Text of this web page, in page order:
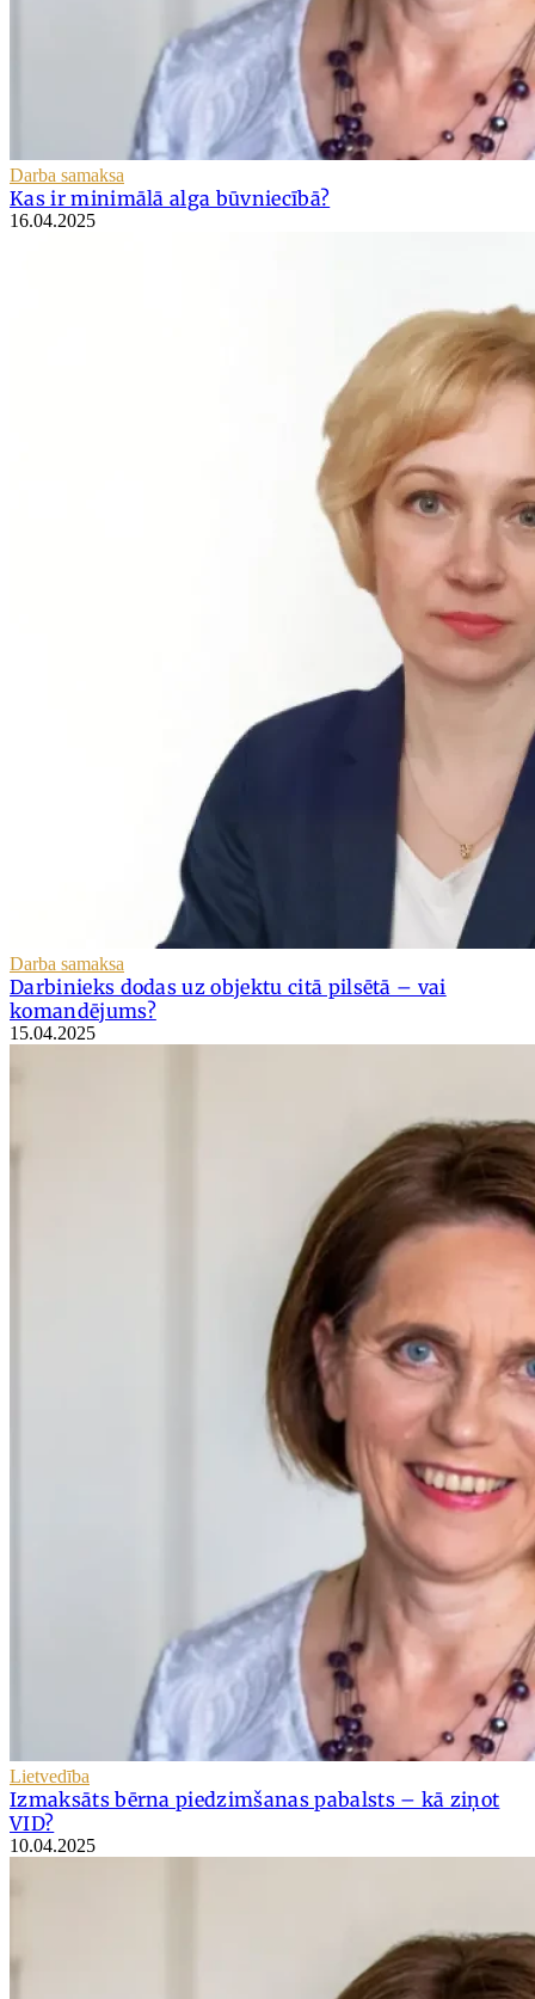
Darba samaksa
Kas ir minimālā alga būvniecībā?
16.04.2025
Darba samaksa
Darbinieks dodas uz objektu citā pilsētā – vai
komandējums?
15.04.2025
Lietvedība
Izmaksāts bērna piedzimšanas pabalsts – kā ziņot
VID?
10.04.2025